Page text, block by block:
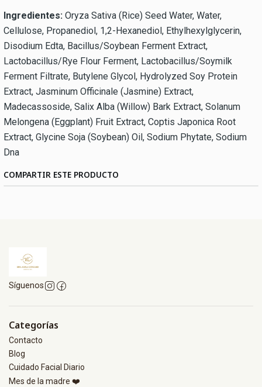
Ingredientes: Oryza Sativa (Rice) Seed Water, Water,
Cellulose, Propanediol, 1,2-Hexanediol, Ethylhexylglycerin,
Disodium Edta, Bacillus/Soybean Ferment Extract,
Lactobacillus/Rye Flour Ferment, Lactobacillus/Soymilk
Ferment Filtrate, Butylene Glycol, Hydrolyzed Soy Protein
Extract, Jasminum Officinale (Jasmine) Extract,
Madecassoside, Salix Alba (Willow) Bark Extract, Solanum
Melongena (Eggplant) Fruit Extract, Coptis Japonica Root
Extract, Glycine Soja (Soybean) Oil, Sodium Phytate, Sodium
Dna
COMPARTIR ESTE PRODUCTO
Síguenos
Categorías
Contacto
Blog
Cuidado Facial Diario
Mes de la madre ❤️